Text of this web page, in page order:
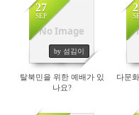
No Image
27
SEP
by 섬김이
227
탈북민을 위한 예배가 있
나요?
다문